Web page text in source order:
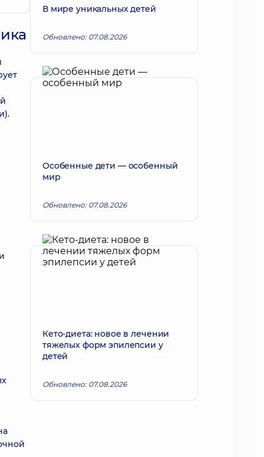
В мире уникальных детей
Обновлено: 07.08.2026
Особенные дети — особенный
мир
Обновлено: 07.08.2026
Кето-диета: новое в лечении
тяжелых форм эпилепсии у
детей
Обновлено: 07.08.2026